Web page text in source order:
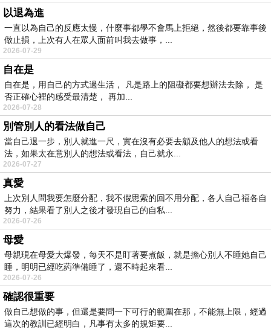
以退為進
一直以為自己的反應太慢，什麼事都學不會馬上拒絕，然後都要靠事後
做止損，上次有人在眾人面前叫我去做事，...
2026-07-29
自在是
自在是，用自己的方式過生活， 凡是路上的阻礙都要想辦法去除， 是
否正確心裡的感受最清楚， 再加...
2026-07-28
別管別人的看法做自己
當自己退一步，別人就進一尺，實在沒有必要去顧及他人的想法或看
法，如果太在意別人的想法或看法，自己就永...
2026-07-27
真愛
上次別人問我要怎麼分配，我不假思索的回不用分配，各人自己福各自
努力，結果看了別人之後才發現自己的自私...
2026-07-26
母愛
母親現在母愛大爆發，每天不是盯著要煮飯，就是擔心別人不睡她自己
睡，明明已經吃葯準備睡了，還不時起來看...
2026-07-26
確認很重要
做自己想做的事，但還是要問一下可行的範圍在那，不能無上限，經過
這次的教訓已經明白，凡事有太多的規矩要...